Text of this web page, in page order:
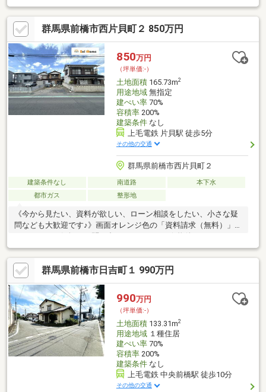
でかけに便利な立地です◎◇周辺施設充実JAファーマーズ朝日町
まで車で約3分ミニストップ前橋交通公園前店まで車で約1分ウエ
ルシア前橋西片貝店まで車で約1分第二あさひ幼稚園まで徒歩約9
分、城東小学校まで徒歩約15分とファミリー層にもオススメです
♪◇前面道路が広く車の出入りがしやすい幅員約6.0m、接道接面
約13.0mと広々☆都市ガスエリア
群馬県前橋市西片貝町２ 850万円
850万円
（坪単価:-）
土地面積165.73m2
用途地域無指定
建ぺい率70%
容積率200%
建築条件なし
上毛電鉄 片貝駅 徒歩5分
その他の交通
群馬県前橋市西片貝町２
建築条件なし 南道路
本下水
都市ガス
整形地
《今から見たい、資料が欲しい、ローン相談をしたい、小さな疑
問なども大歓迎です♪》画面オレンジ色の「資料請求（無料）」を
POINT☆・建築条件無！南道路で日当たり良好♪・嬉しい都市ガス
地域♪・買い物便利！スーパーやドラックストアまで車で２分♪☆
周辺ロケーション☆桂萱小学校 約1.3Kｍ/徒歩17分桂萱中学
校 約1.2Kｍ/徒歩15分フレッセイ片貝店 約460ｍ/車2分〇未
掲載物件などさらに物件を見たい方は下記リンクよりソルホーム
HPへお越しください(^^♪
群馬県前橋市日吉町１ 990万円
990万円
（坪単価:-）
土地面積133.31m2
用途地域１種住居
建ぺい率70%
容積率200%
建築条件なし
上毛電鉄 中央前橋駅 徒歩10分
その他の交通